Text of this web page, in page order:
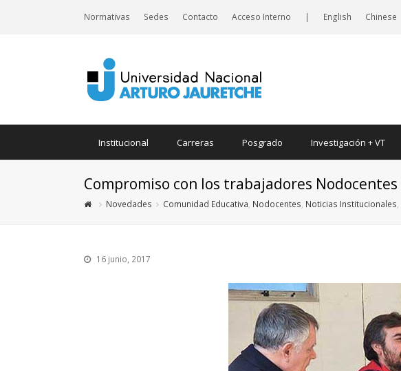
Normativas Sedes Contacto Acceso Interno | English Chinese
Institucional Carreras Posgrado Investigación + VT
Compromiso con los trabajadores Nodocentes
Novedades Comunidad Educativa Nodocentes Noticias Institucionales
16 junio, 2017